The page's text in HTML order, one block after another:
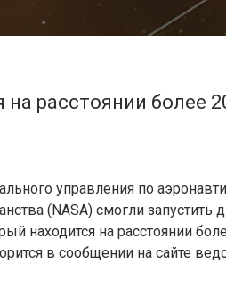
на расстоянии более
управления по
(NASA) смогли запустить
находится на расстоянии
в сообщении на сайте